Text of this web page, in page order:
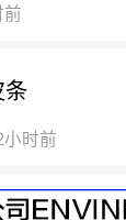
前
条
小时前